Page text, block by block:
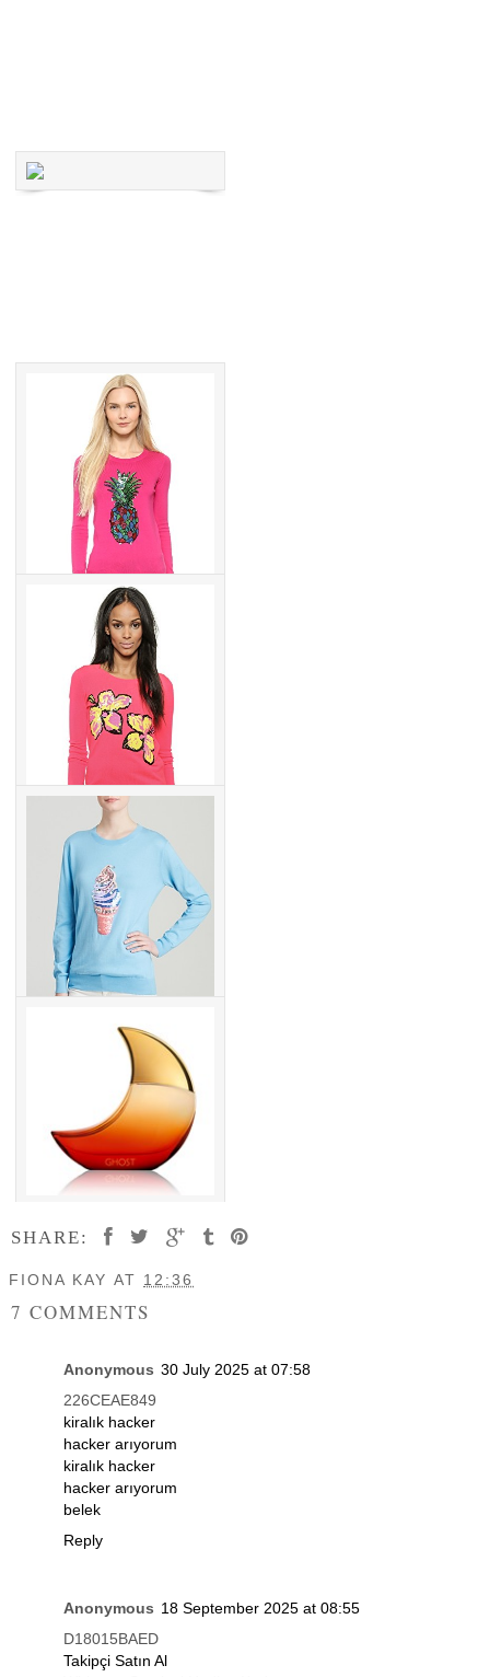
SHARE:
FIONA KAY AT 12:36
7 COMMENTS
Anonymous 30 July 2025 at 07:58
226CEAE849
kiralık hacker
hacker arıyorum
kiralık hacker
hacker arıyorum
belek
Reply
Anonymous 18 September 2025 at 08:55
D18015BAED
Takipçi Satın Al